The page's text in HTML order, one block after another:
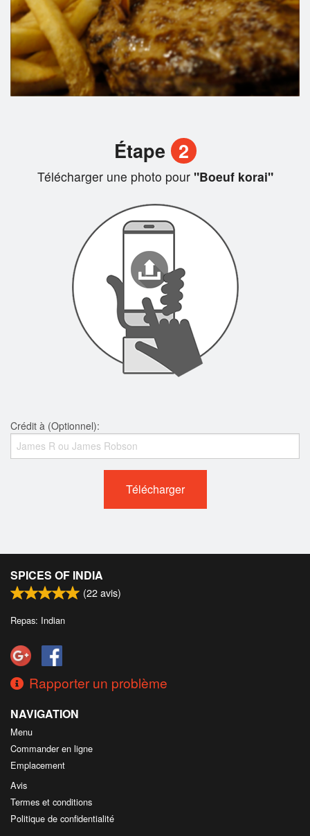
Étape 2
Télécharger une photo pour"Boeuf korai"
Crédit à (Optionnel):
Télécharger
SPICES OF INDIA
(22avis)
Repas: Indian
Rapporter un problème
NAVIGATION
Menu
Commander en ligne
Emplacement
Avis
Termes et conditions
Politique de confidentialité